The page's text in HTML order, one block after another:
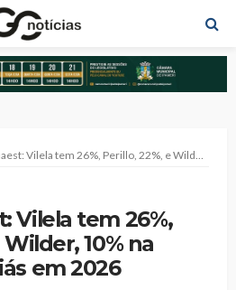
tem 26%, Perillo, 22%, e Wilder, 10% na eleição de Goiás em 2026
Vilela tem 26%,
10% na
em 2026